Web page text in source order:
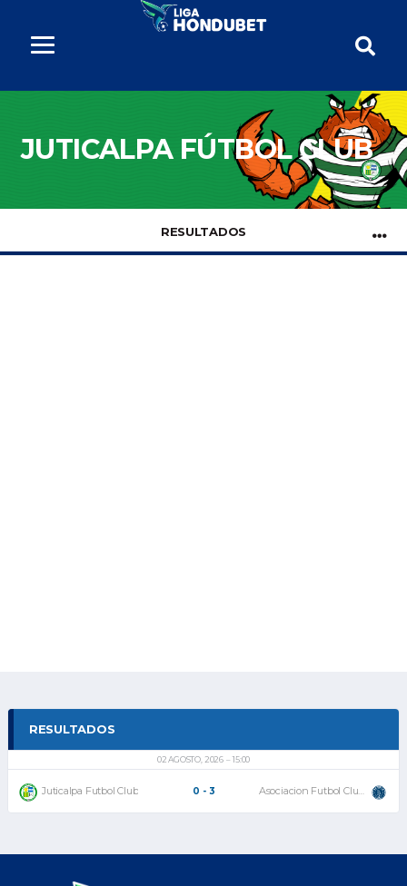
JUTICALPA FÚTBOL CLUB
RESULTADOS
RESULTADOS
02 AGOSTO, 2026 15:00
Asociacion Futbol Club Motagua
Juticalpa Futbol Club 0 - 3